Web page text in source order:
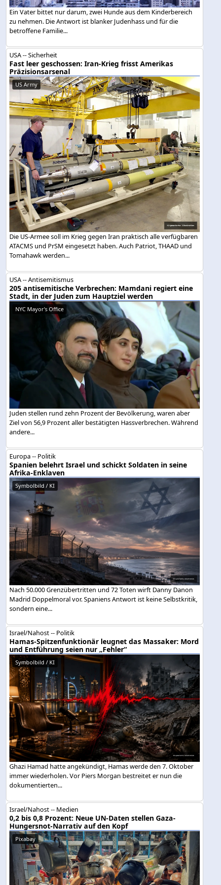
Ein Vater bittet nur darum, zwei Hunde aus dem Kinderbereich
zu nehmen. Die Antwort ist blanker Judenhass und für die
betroffene Familie...
USA -- Sicherheit
Fast leer geschossen: Iran-Krieg frisst Amerikas
Präzisionsarsenal
US Army
Die US-Armee soll im Krieg gegen Iran praktisch alle verfügbaren
ATACMS und PrSM eingesetzt haben. Auch Patriot, THAAD und
Tomahawk werden...
USA -- Antisemitismus
205 antisemitische Verbrechen: Mamdani regiert eine
Stadt, in der Juden zum Hauptziel werden
NYC Mayor's Office
Juden stellen rund zehn Prozent der Bevölkerung, waren aber
Ziel von 56,9 Prozent aller bestätigten Hassverbrechen. Während
andere...
Europa -- Politik
Spanien belehrt Israel und schickt Soldaten in seine
Afrika-Enklaven
Symbolbild / KI
Nach 50.000 Grenzübertritten und 72 Toten wirft Danny Danon
Madrid Doppelmoral vor. Spaniens Antwort ist keine Selbstkritik,
sondern eine...
Israel/Nahost -- Politik
Hamas-Spitzenfunktionär leugnet das Massaker: Mord
und Entführung seien nur „Fehler“
Symbolbild / KI
Ghazi Hamad hatte angekündigt, Hamas werde den 7. Oktober
immer wiederholen. Vor Piers Morgan bestreitet er nun die
dokumentierten...
Israel/Nahost -- Medien
0,2 bis 0,8 Prozent: Neue UN-Daten stellen Gaza-
Hungersnot-Narrativ auf den Kopf
Pixabay